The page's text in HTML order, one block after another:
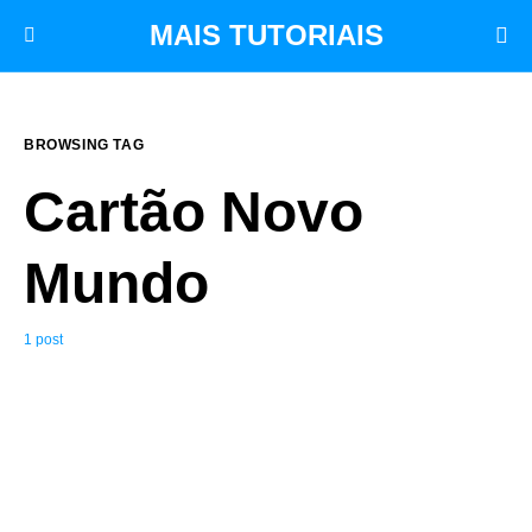
MAIS TUTORIAIS
BROWSING TAG
Cartão Novo
Mundo
1 post